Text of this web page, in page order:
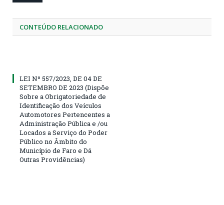
CONTEÚDO RELACIONADO
LEI Nº 557/2023, DE 04 DE
SETEMBRO DE 2023 (Dispõe
Sobre a Obrigatoriedade de
Identificação dos Veículos
Automotores Pertencentes a
Administração Pública e /ou
Locados a Serviço do Poder
Público no Âmbito do
Município de Faro e Dá
Outras Providências)